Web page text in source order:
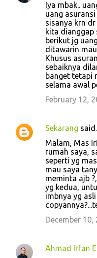
Iya mbak..
uang
sisanya krn dr
kita dianggap
berikut jg
ditawarin
Khusus
sebaiknya
banget tetapi
selama awal
February 12,
Sekarang
Malam, Mas
rumah saya,
seperti yg
mau saya
meminta ajb
yg kedua,
imbnya yg
December 10,
Ahmad Irfan